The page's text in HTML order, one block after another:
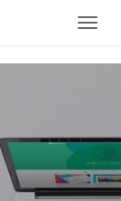
Toggle